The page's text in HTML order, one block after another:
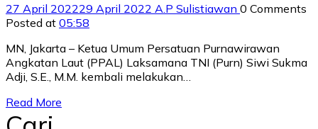
27 April 202229 April 2022 A.P Sulistiawan 0 Comments
Posted at 05:58
MN, Jakarta – Ketua Umum Persatuan Purnawirawan
Angkatan Laut (PPAL) Laksamana TNI (Purn) Siwi Sukma
Adji, S.E., M.M. kembali melakukan…
Read More